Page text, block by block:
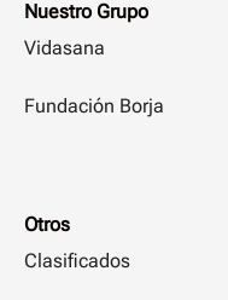
Nuestro Grupo
Vidasana
Fundación Borja
Otros
Clasificados